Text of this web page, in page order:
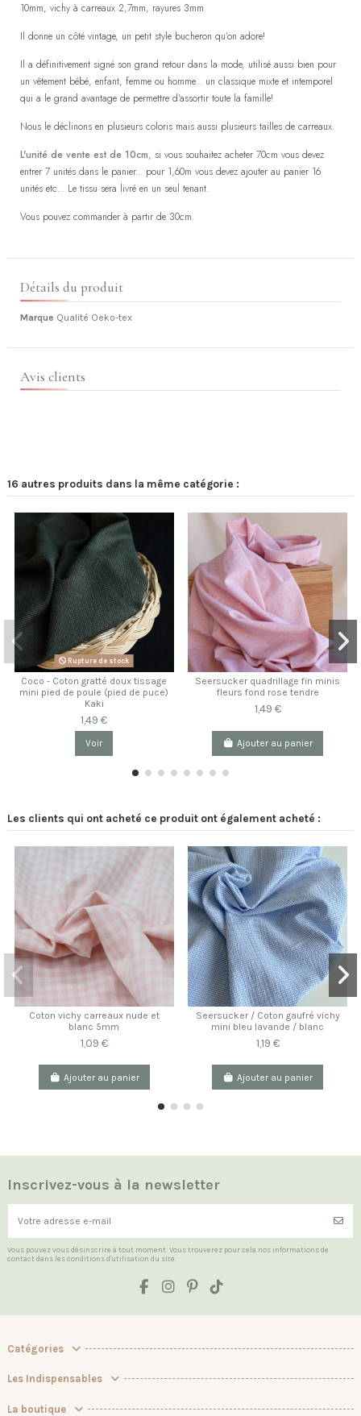
10mm, vichy à carreaux 2,7mm, rayures 3mm
Il donne un côté vintage, un petit style bucheron qu'on adore!
Il a définitivement signé son grand retour dans la mode, utilisé aussi bien pour
un vêtement bébé, enfant, femme ou homme... un classique mixte et intemporel
qui a le grand avantage de permettre d'assortir toute la famille!
Nous le déclinons en plusieurs coloris mais aussi plusieurs tailles de carreaux.
L'unité de vente est de 10cm, si vous souhaitez acheter 70cm vous devez
entrer 7 unités dans le panier... pour 1,60m vous devez ajouter au panier 16
unités etc... Le tissu sera livré en un seul tenant.
Vous pouvez commander à partir de 30cm.
Détails du produit
Marque Qualité Oeko-tex
Avis clients
16 autres produits dans la même catégorie :
Rupture de stock
Coco - Coton gratté doux tissage
mini pied de poule (pied de puce)
Kaki
1,49 €
Voir
Seersucker quadrillage fin minis
fleurs fond rose tendre
1,49 €
Ajouter au panier
Les clients qui ont acheté ce produit ont également acheté :
Coton vichy carreaux nude et
blanc 5mm
1,09 €
Ajouter au panier
Seersucker / Coton gaufré vichy
mini bleu lavande / blanc
1,19 €
Ajouter au panier
Inscrivez-vous à la newsletter
Vous pouvez vous désinscrire à tout moment. Vous trouverez pour cela nos informations de
contact dans les conditions d'utilisation du site.
Catégories
Les Indispensables
La boutique